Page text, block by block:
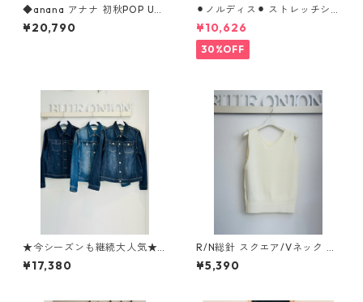
◆anana アナナ 初秋POP UP
◆ シアーコクーンスカート 8
6-022 ANANA
¥20,790
⚫︎ノルディス⚫︎ ストレッチシ
フォンテーパードパンツ 8026
8310 dignitecollier
¥10,626
30%OFF
★今シーズンも継続大人気★
【Tomo's SERECT】softスト
レッチGジャン 12133051
¥17,380
R/N総針 スクエア/Vネック ニ
ットタンク WYQ7230 hunch
¥5,390